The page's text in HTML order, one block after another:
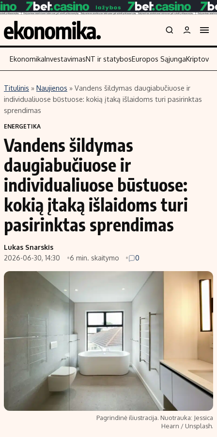
Turinys
Naujienos
Aplinka
Verslas
Energetika
Ekonomika
Politika
NT ir statybos
Skaitykite
Žemės ūkis
Technologijos
Investavimas
Akcijų rinka
Saulės elektrinės
Infliacija
Nedarbo išmokos skaičiuoklė
Indėliai
Indėlių skaičiuoklė
Būsto finansai
Įdomios naujienos
Redakcija
Apie mus
Redakcijos politika
Privatumo politika
EkonomikaInvestavimasNT ir statybosEuropos Sąjunga
Titulinis » Naujienos » Vandens šildymas daugiabučiuose ir
individualiuose būstuose: kokią įtaką išlaidoms turi pasirinktas
sprendimas
ENERGETIKA
Vandens šildymas
daugiabučiuose ir
individualiuose būstuose:
kokią įtaką išlaidoms turi
pasirinktas sprendimas
Lukas Snarskis
2026-06-30, 14:30
6 min. skaitymo 0
Pagrindinė iliustracija. Nuotrauka: Jessica
Hearn / Unsplash.